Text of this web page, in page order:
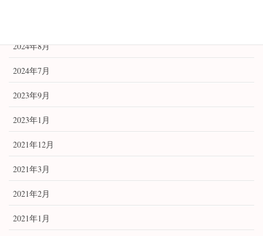
2024年8月
2024年7月
2023年9月
2023年1月
2021年12月
2021年3月
2021年2月
2021年1月